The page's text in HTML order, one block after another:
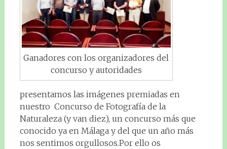
Ganadores con los organizadores del
concurso y autoridades
presentamos las imágenes premiadas en
nuestro Concurso de Fotografía de la
Naturaleza (y van diez), un concurso más que
conocido ya en Málaga y del que un año más
nos sentimos orgullosos.Por ello os